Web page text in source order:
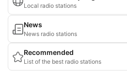
Local radio stations
News
News radio stations
Recommended
List of the best radio stations